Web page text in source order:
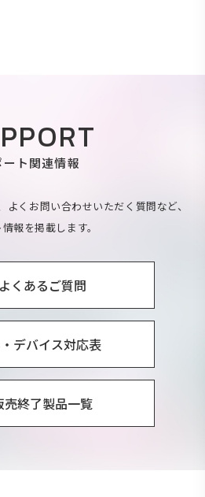
ート関連情報
くお問い合わせいただく質問など、
報を掲載します。
よくあるご質問
デバイス対応表
売終了製品一覧